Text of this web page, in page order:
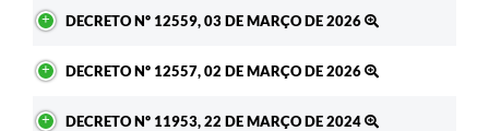
DECRETO Nº 12559, 03 DE MARÇO DE 2026
DECRETO Nº 12557, 02 DE MARÇO DE 2026
DECRETO Nº 11953, 22 DE MARÇO DE 2024